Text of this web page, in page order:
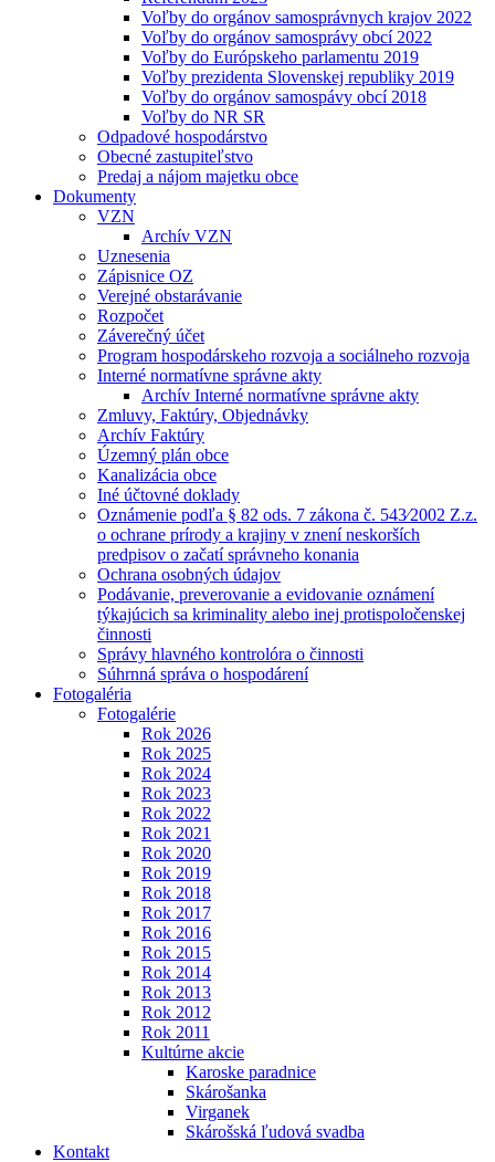
Voľby do orgánov samosprávnych krajov 2022
Voľby do orgánov samosprávy obcí 2022
Voľby do Európskeho parlamentu 2019
Voľby prezidenta Slovenskej republiky 2019
Voľby do orgánov samospávy obcí 2018
Voľby do NR SR
Odpadové hospodárstvo
Obecné zastupiteľstvo
Predaj a nájom majetku obce
Dokumenty
VZN
Archív VZN
Uznesenia
Zápisnice OZ
Verejné obstarávanie
Rozpočet
Záverečný účet
Program hospodárskeho rozvoja a sociálneho rozvoja
Interné normatívne správne akty
Archív Interné normatívne správne akty
Zmluvy, Faktúry, Objednávky
Archív Faktúry
Územný plán obce
Kanalizácia obce
Iné účtovné doklady
Oznámenie podľa § 82 ods. 7 zákona č. 543⁄2002 Z.z.
o ochrane prírody a krajiny v znení neskorších
predpisov o začatí správneho konania
Ochrana osobných údajov
Podávanie, preverovanie a evidovanie oznámení
týkajúcich sa kriminality alebo inej protispoločenskej
činnosti
Správy hlavného kontrolóra o činnosti
Súhrnná správa o hospodárení
Fotogaléria
Fotogalérie
Rok 2026
Rok 2025
Rok 2024
Rok 2023
Rok 2022
Rok 2021
Rok 2020
Rok 2019
Rok 2018
Rok 2017
Rok 2016
Rok 2015
Rok 2014
Rok 2013
Rok 2012
Rok 2011
Kultúrne akcie
Karoske paradnice
Skárošanka
Virganek
Skárošská ľudová svadba
Kontakt